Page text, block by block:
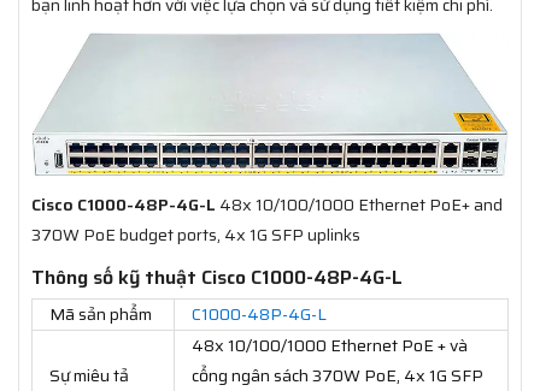
Cisco C1000-48P-4G-L 48x 10/100/1000 Ethernet PoE+ and
370W PoE budget ports, 4x 1G SFP uplinks
Thông số kỹ thuật Cisco C1000-48P-4G-L
Mã sản phẩm C1000-48P-4G-L
Sự miêu tả
48x 10/100/1000 Ethernet PoE + và
cổng ngân sách 370W PoE, 4x 1G SFP